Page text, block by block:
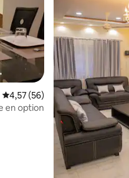
Évaluation moyenne sur la
4,57 (56)
en option